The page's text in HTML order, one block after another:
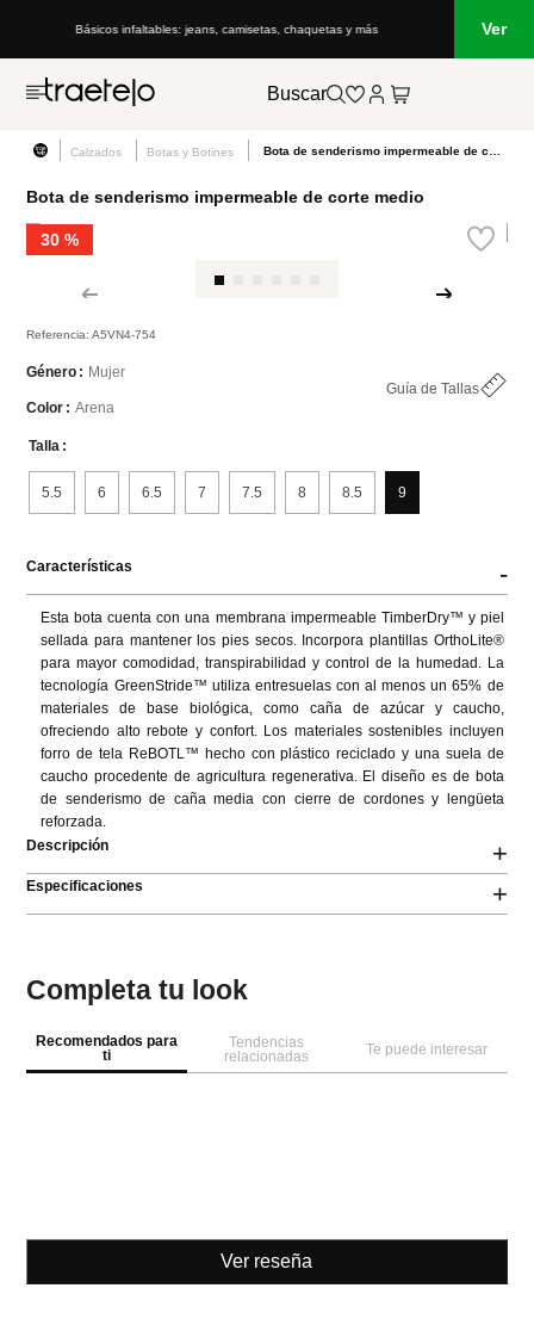
Básicos infaltables: jeans, camisetas, chaquetas y más Ver
Buscar
Calzados Botas y Botines
Bota de senderismo impermeable de corte medio
30 %
Referencia:A5VN4-754
Género
Mujer
Guía de Tallas
Color
Arena
Talla
5.5 6 6.5 7 7.5 8 8.5 9
Características -
Esta bota cuenta con una membrana impermeable TimberDry™ y piel
sellada para mantener los pies secos. Incorpora plantillas OrthoLite®
para mayor comodidad, transpirabilidad y control de la humedad. La
tecnología GreenStride™ utiliza entresuelas con al menos un 65% de
materiales de base biológica, como caña de azúcar y caucho,
ofreciendo alto rebote y confort. Los materiales sostenibles incluyen
forro de tela ReBOTL™ hecho con plástico reciclado y una suela de
caucho procedente de agricultura regenerativa. El diseño es de bota
de senderismo de caña media con cierre de cordones y lengüeta
reforzada.
Descripción
+
Especificaciones +
Completa tu look
Recomendados para
ti
Tendencias
relacionadas
Te puede interesar
Ver reseña